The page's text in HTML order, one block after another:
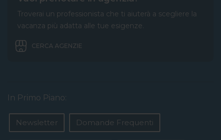
Troverai un professionista che ti aiuterà a scegliere la
vacanza più adatta alle tue esigenze.
CERCA AGENZIE
In Primo Piano:
Newsletter Domande Frequenti